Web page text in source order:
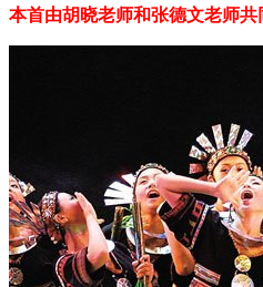
本首由胡晓老师和张德文老师